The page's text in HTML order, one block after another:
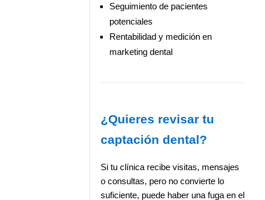
Seguimiento de pacientes
potenciales
Rentabilidad y medición en
marketing dental
¿Quieres revisar tu
captación dental?
Si tu clínica recibe visitas, mensajes
o consultas, pero no convierte lo
suficiente, puede haber una fuga en el